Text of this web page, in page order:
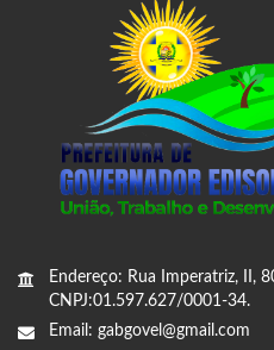
Endereço: Rua Imperatriz, II,
CNPJ:01.597.627/0001-34.
Email: gabgovel@gmail.com